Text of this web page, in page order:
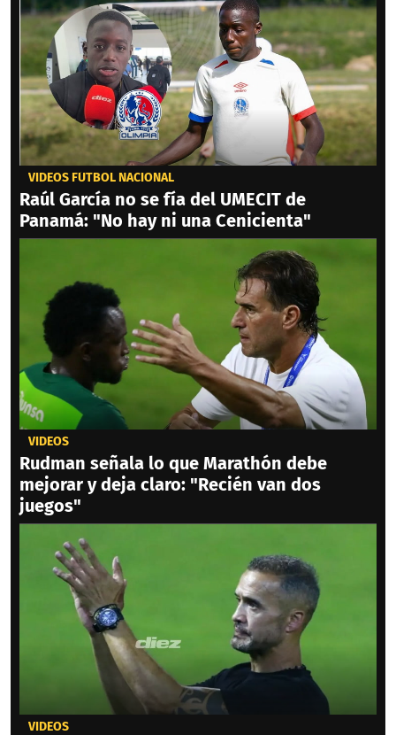
VIDEOS FÚTBOL NACIONAL
Raúl García no se fía del UMECIT de
Panamá: "No hay ni una Cenicienta"
VIDEOS
Rudman señala lo que Marathón debe
mejorar y deja claro: "Recién van dos
juegos"
VIDEOS